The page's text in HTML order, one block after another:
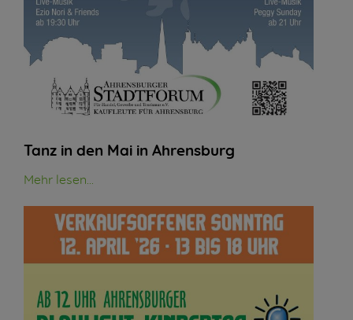
Tanz in den Mai in Ahrensburg
Mehr lesen...